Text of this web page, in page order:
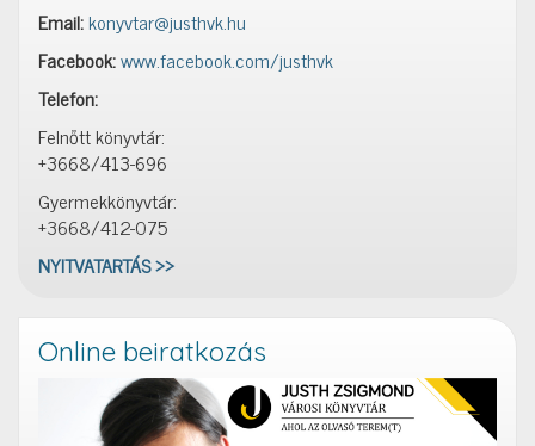
Email:konyvtar@justhvk.hu
Facebook:www.facebook.com/justhvk
Telefon:
Felnőtt könyvtár:
+3668/413-696
Gyermekkönyvtár:
+3668/412-075
NYITVATARTÁS >>
Online beiratkozás